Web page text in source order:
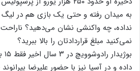
به میدان رفته و حتی یک بازی هم در لیگ
نداده، چه واکنشی نشان می‌دهید؟
نمی‌کنید مبلغ قراردادتان را بالا ببرید؟
داده و در آسیا نیز با حضور علیرضا